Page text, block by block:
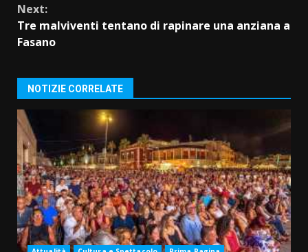
Next:
Tre malviventi tentano di rapinare una anziana a
Fasano
NOTIZIE CORRELATE